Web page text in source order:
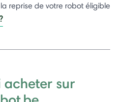
reprise de votre robot éligible
acheter sur